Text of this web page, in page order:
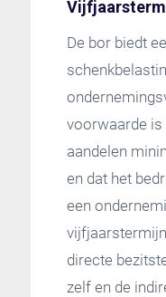
De bor biedt
voorwaarde is
aandelen
en dat het
een
directe
zelf en de